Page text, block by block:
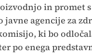
in promet
agencije za
ki bo
po enega